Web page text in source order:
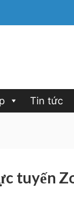
Tin tức
tuyến